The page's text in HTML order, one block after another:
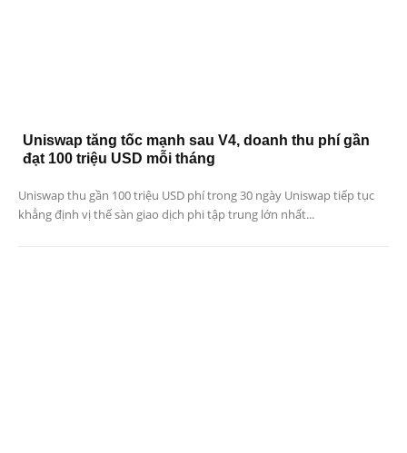
Uniswap tăng tốc mạnh sau V4, doanh thu phí gần
đạt 100 triệu USD mỗi tháng
Uniswap thu gần 100 triệu USD phí trong 30 ngày Uniswap tiếp tục
khẳng định vị thế sàn giao dịch phi tập trung lớn nhất...